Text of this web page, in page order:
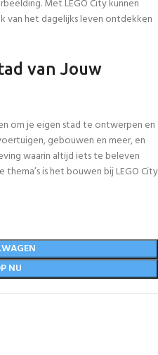
Met LEGO City kunnen
van het dagelijks leven ontdekken
van Jouw
om je eigen stad te ontwerpen en
gebouwen en meer, en
waarin altijd iets te beleven
is het bouwen bij LEGO City
NU